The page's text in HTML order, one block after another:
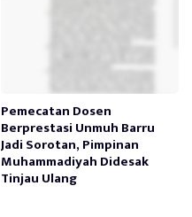
Pemecatan Dosen
Berprestasi Unmuh Barru
Jadi Sorotan, Pimpinan
Muhammadiyah Didesak
Tinjau Ulang